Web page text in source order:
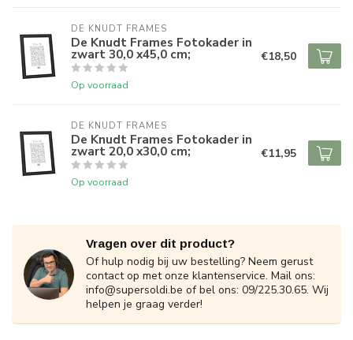
DE KNUDT FRAMES
De Knudt Frames Fotokader in
zwart 30,0 x45,0 cm;
Op voorraad
€18,50
DE KNUDT FRAMES
De Knudt Frames Fotokader in
zwart 20,0 x30,0 cm;
Op voorraad
€11,95
Vragen over dit product?
Of hulp nodig bij uw bestelling? Neem gerust
contact op met onze klantenservice. Mail ons:
info@supersoldi.be of bel ons: 09/225.30.65. Wij
helpen je graag verder!